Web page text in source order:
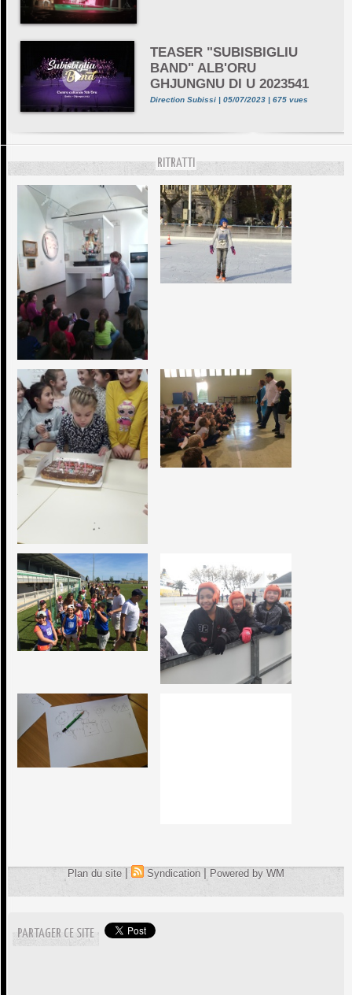
TEASER "SUBISBIGLIU
BAND" ALB'ORU
GHJUNGNU DI U 2023541
Direction Subissi | 05/07/2023 | 675 vues
RITRATTI
Plan du site Syndication Powered by WM
PARTAGER CE SITE